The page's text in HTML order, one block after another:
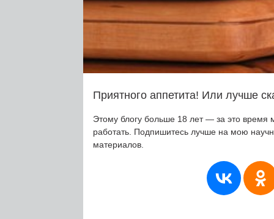
Приятного аппетита! Или лучше
Этому блогу больше 18 лет — за это время
работать. Подпишитесь лучше на мою
материалов.